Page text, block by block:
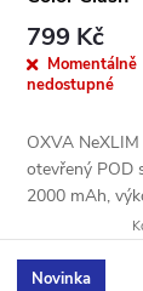
799 Kč
Momentálně
nedostupné
OXVA
otevřený POD
2000 mAh,
rychlým
technologií
Novinka